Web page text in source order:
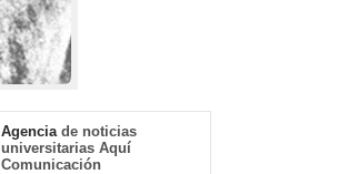
Agencia de noticias
universitarias Aquí
Comunicación